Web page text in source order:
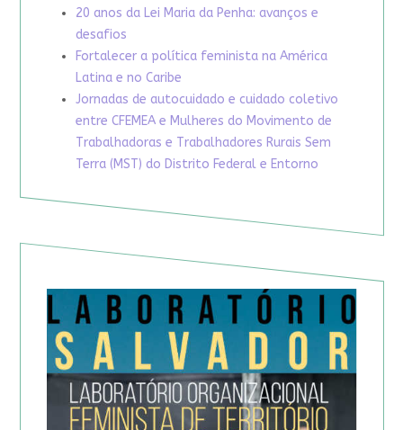
20 anos da Lei Maria da Penha: avanços e
desafios
Fortalecer a política feminista na América
Latina e no Caribe
Jornadas de autocuidado e cuidado coletivo
entre CFEMEA e Mulheres do Movimento de
Trabalhadoras e Trabalhadores Rurais Sem
Terra (MST) do Distrito Federal e Entorno